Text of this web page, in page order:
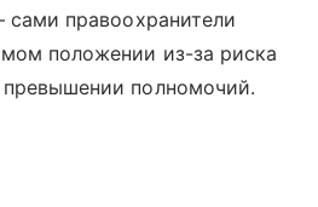
сами правоохранители
положении из-за риска
полномочий.